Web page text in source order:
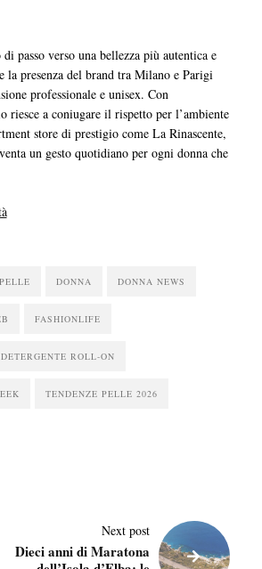
passo verso una bellezza più autentica e
presenza del brand tra Milano e Parigi
professionale e unisex. Con
riesce a coniugare il rispetto per l’ambiente
store di prestigio come La Rinascente,
un gesto quotidiano per ogni donna che
DONNA DONNA NEWS
FASHIONLIFE
ROLL-ON
TENDENZE PELLE 2026
Next post
Dieci anni di Maratona